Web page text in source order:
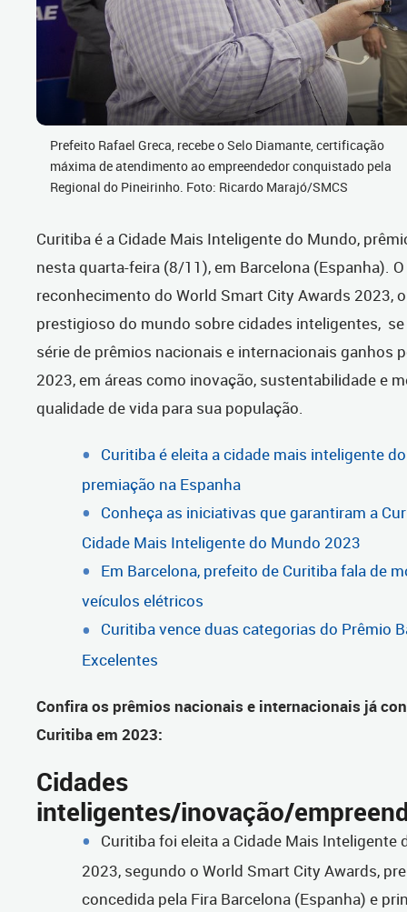
Prefeito Rafael Greca, recebe o Selo Diamante, certificação
máxima de atendimento ao empreendedor conquistado pela
Regional do Pineirinho. Foto: Ricardo Marajó/SMCS
Curitiba é a Cidade Mais Inteligente do Mundo,
nesta quarta-feira (8/11), em Barcelona (Espanha). O
reconhecimento do World Smart City Awards 2023,
prestigioso do mundo sobre cidades inteligentes,
série de prêmios nacionais e internacionais ganhos
2023, em áreas como inovação, sustentabilidade e
qualidade de vida para sua população.
Curitiba é eleita a cidade mais inteligente
premiação na Espanha
Conheça as iniciativas que garantiram a
Cidade Mais Inteligente do Mundo 2023
Em Barcelona, prefeito de Curitiba fala de
veículos elétricos
Curitiba vence duas categorias do Prêmio
Excelentes
Confira os prêmios nacionais e internacionais já
Curitiba em 2023:
Cidades
inteligentes/inovação/
Curitiba foi eleita a Cidade Mais Inteligente
2023, segundo o World Smart City Awards,
concedida pela Fira Barcelona (Espanha) e